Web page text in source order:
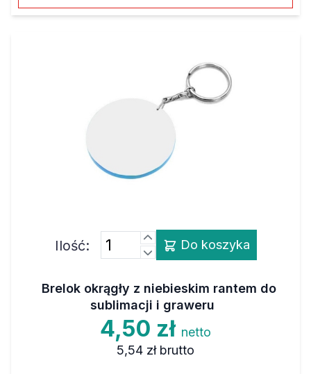
Ilość: Do koszyka
Brelok okrągły z niebieskim rantem do
sublimacji i graweru
4,50 zł netto
5,54 zł brutto